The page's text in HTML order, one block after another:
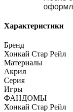
Характеристики
Бренд
Хонкай Стар Рейл
Материалы
Акрил
Серия
Игры
ФАНДОМЫ
Хонкай Стар Рейл